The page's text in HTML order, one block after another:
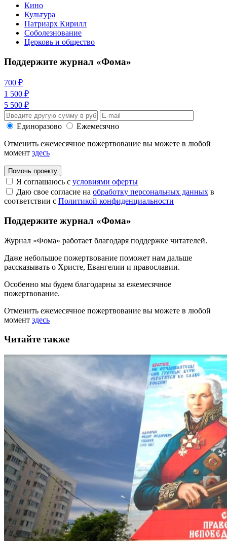
Кино
Культура
Патриарх Кирилл
Соболезнование
Церковь и общество
Поддержите журнал «Фома»
700 ₽
1 500 ₽
5 500 ₽
Единоразово
Ежемесячно
Отменить ежемесячное пожертвование вы можете в любой
момент здесь
Помочь проекту
Я соглашаюсь с условиями оферты
Даю свое согласие на обработку персональных данных в
соответствии с Политикой конфиденциальности
Поддержите журнал «Фома»
Журнал «Фома» работает благодаря поддержке читателей.
Даже небольшое пожертвование поможет нам дальше
рассказывать о Христе, Евангелии и православии.
Особенно мы будем благодарны за ежемесячное
пожертвование.
Отменить ежемесячное пожертвование вы можете в любой
момент здесь
Читайте также